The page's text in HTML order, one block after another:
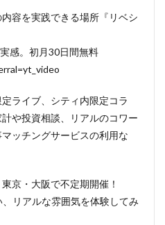
を実践できる場所『リベシ
感。初月30日間無料
ライブ、シティ内限定コラ
や投資相談、リアルのコワー
ッチングサービスの利用な
京・大阪で不定期開催！
リアルな雰囲気を体験してみ